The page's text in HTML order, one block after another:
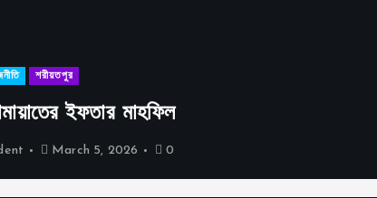
শরীয়তপুর
ইফতার মাহফিল
March 5, 2026 0